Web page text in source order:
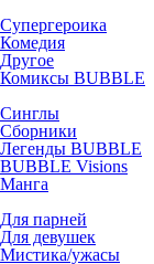
Супергероика
Комедия
Другое
Комиксы BUBBLE
Синглы
Сборники
Легенды BUBBLE
BUBBLE Visions
Манга
Для парней
Для девушек
Мистика/ужасы